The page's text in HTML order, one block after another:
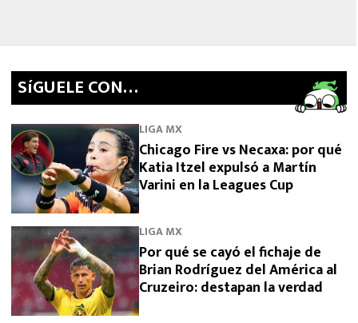
SíGUELE CON…
LIGA MX
Chicago Fire vs Necaxa: por qué
Katia Itzel expulsó a Martín
Varini en la Leagues Cup
LIGA MX
Por qué se cayó el fichaje de
Brian Rodríguez del América al
Cruzeiro: destapan la verdad